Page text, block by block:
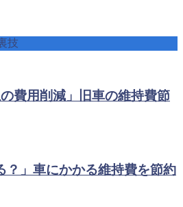
技
の費用削減」旧車の維持費節
？」車にかかる維持費を節約